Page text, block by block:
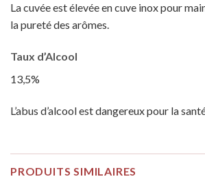
La cuvée est élevée en cuve inox pour
la pureté des arômes.
Taux d’Alcool
13,5%
L’abus d’alcool est dangereux pour la
PRODUITS SIMILAIRES